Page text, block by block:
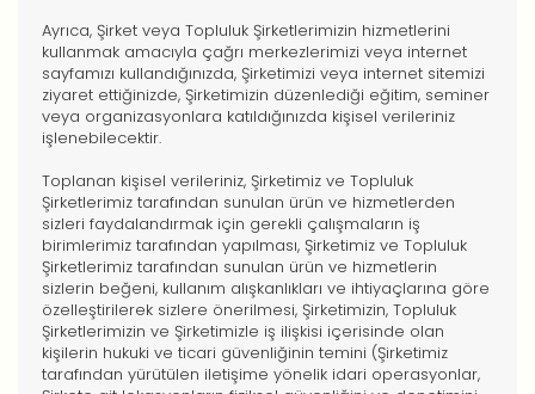
Ayrıca, Şirket veya Topluluk Şirketlerimizin hizmetlerini
kullanmak amacıyla çağrı merkezlerimizi veya internet
sayfamızı kullandığınızda, Şirketimizi veya internet sitemizi
ziyaret ettiğinizde, Şirketimizin düzenlediği eğitim, seminer
veya organizasyonlara katıldığınızda kişisel verileriniz
işlenebilecektir.
Toplanan kişisel verileriniz, Şirketimiz ve Topluluk
Şirketlerimiz tarafından sunulan ürün ve hizmetlerden
sizleri faydalandırmak için gerekli çalışmaların iş
birimlerimiz tarafından yapılması, Şirketimiz ve Topluluk
Şirketlerimiz tarafından sunulan ürün ve hizmetlerin
sizlerin beğeni, kullanım alışkanlıkları ve ihtiyaçlarına göre
özelleştirilerek sizlere önerilmesi, Şirketimizin, Topluluk
Şirketlerimizin ve Şirketimizle iş ilişkisi içerisinde olan
kişilerin hukuki ve ticari güvenliğinin temini (Şirketimiz
tarafından yürütülen iletişime yönelik idari operasyonlar,